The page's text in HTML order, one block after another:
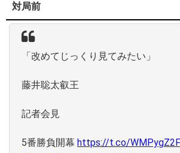
対局前
「改めてじっくり見てみたい」
藤井聡太叡王
記者会見
5番勝負開幕 https://t.co/